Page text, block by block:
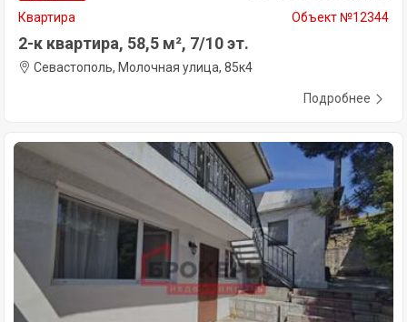
Квартира Объект №12344
2-к квартира, 58,5 м², 7/10 эт.
Севастополь, Молочная улица, 85к4
Подробнее